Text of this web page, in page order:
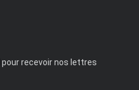
recevoir nos lettres